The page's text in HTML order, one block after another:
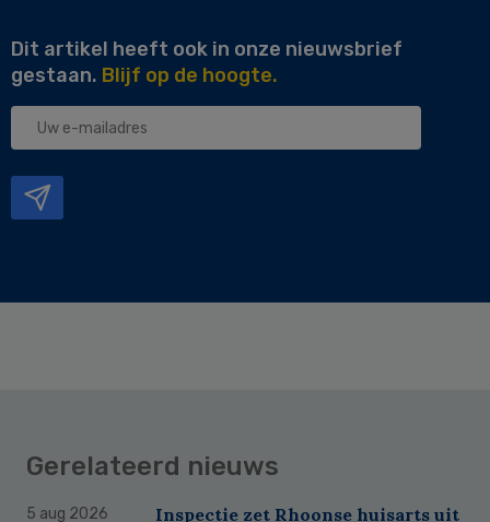
Dit artikel heeft ook in onze nieuwsbrief
gestaan. Blijf op de hoogte.
Uw
Gerelateerd nieuws
5 aug 2026
Inspectie zet Rhoonse huisarts uit